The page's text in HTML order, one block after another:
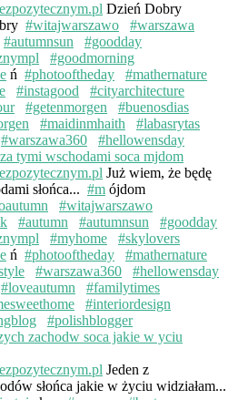
Dzień Dobry
#witajwarszawo
#warszawa
#autumnsun
#goodday
#goodmorning
ń #photooftheday
#mathernature
#instagood
#cityarchitecture
#getenmorgen
#buenosdias
#maidinmhaith
#labasrytas
#warszawa360 #hellowensday
Już wiem, że będę
słońca... #m ójdom
#witajwarszawo
#autumn #autumnsun
#goodday
#myhome
#skylovers
ń #photooftheday
#mathernature
#warszawa360
#hellowensday
#loveautumn
#familytimes
#interiordesign
#polishblogger
Jeden z
słońca jakie w życiu widziałam...